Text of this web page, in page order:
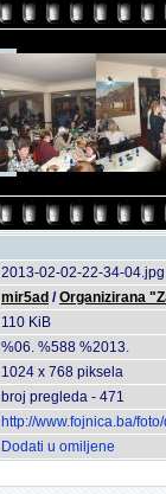
2013-02-02-22-34-04.jpg
mir5ad /Organizirana
110 KiB
%06. %588 %2013.
1024 x 768 piksela
broj pregleda - 471
http://www.fojnica.ba/
Dodati u omiljene